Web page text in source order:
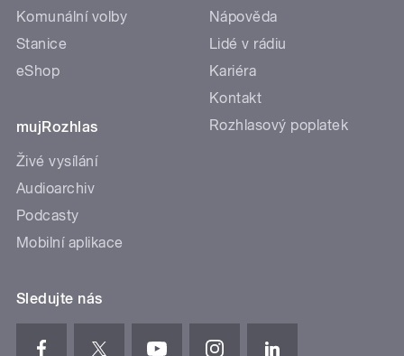
Komunální volby
Stanice
eShop
mujRozhlas
Živé vysílání
Audioarchiv
Podcasty
Mobilní aplikace
Nápověda
Lidé v rádiu
Kariéra
Kontakt
Rozhlasový poplatek
Sledujte nás